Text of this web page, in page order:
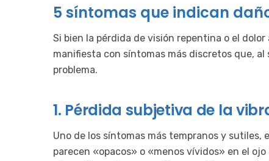
5 síntomas que indican
Si bien la pérdida de visión repentina o el
manifiesta con síntomas más discretos que,
problema.
1. Pérdida subjetiva de la
Uno de los síntomas más tempranos y sutiles,
parecen «opacos» o «menos vívidos» en el